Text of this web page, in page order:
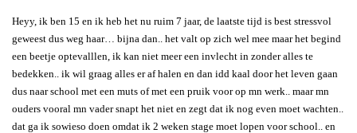
Heyy, ik ben 15 en ik heb het nu ruim 7 jaar, de laatste tijd is best stressvol
geweest dus weg haar… bijna dan.. het valt op zich wel mee maar het begind
een beetje optevalllen, ik kan niet meer een invlecht in zonder alles te
bedekken.. ik wil graag alles er af halen en dan idd kaal door het leven gaan
dus naar school met een muts of met een pruik voor op mn werk.. maar mn
ouders vooral mn vader snapt het niet en zegt dat ik nog even moet wachten..
dat ga ik sowieso doen omdat ik 2 weken stage moet lopen voor school.. en